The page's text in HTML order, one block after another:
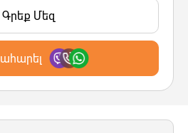
Գրեք Մեզ